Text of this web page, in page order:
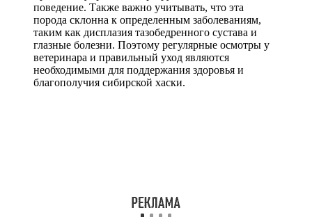
поведение. Также важно учитывать, что эта
порода склонна к определенным заболеваниям,
таким как дисплазия тазобедренного сустава и
глазные болезни. Поэтому регулярные осмотры у
ветеринара и правильный уход являются
необходимыми для поддержания здоровья и
благополучия сибирской хаски.